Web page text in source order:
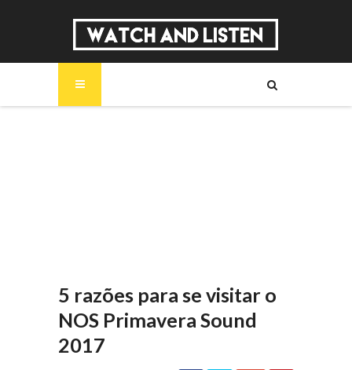
5 razões para se visitar o
NOS Primavera Sound
2017